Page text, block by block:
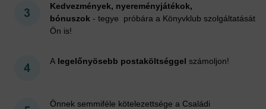
Kedvezmények, nyereményjátékok,
bónuszok - tegye próbára a Könyvklub szolgáltatását
Ön is!
A legelőnyösebb postaköltséggel számoljon!
Önnek semmiféle kötelezettsége a Családi